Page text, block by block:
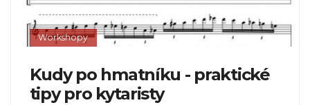
Workshopy
Kudy po hmatníku - praktické
tipy pro kytaristy